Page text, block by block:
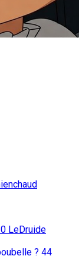
LeDruide
? 44